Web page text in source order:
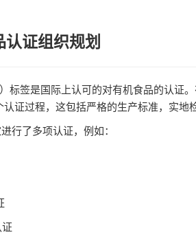
证组织规划
标签是国际上认可的对有机食品的认证
证过程，这包括严格的生产标准，实地
行了多项认证，例如：